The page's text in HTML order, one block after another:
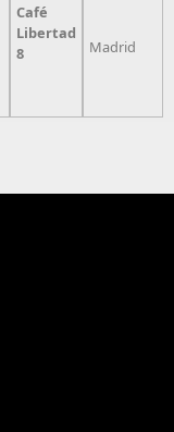
Café
Libertad
8
Madrid